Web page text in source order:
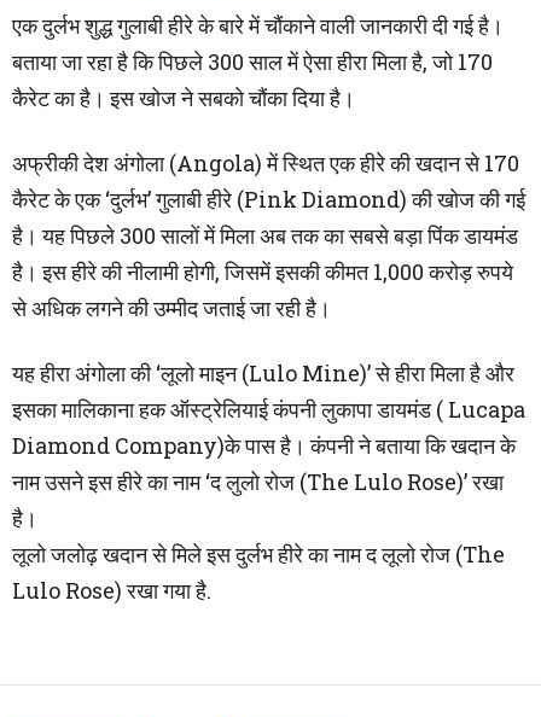
एक दुर्लभ शुद्ध गुलाबी हीरे के बारे में चौंकाने वाली जानकारी दी गई है।
बताया जा रहा है कि पिछले 300 साल में ऐसा हीरा मिला है, जो 170
कैरेट का है। इस खोज ने सबको चौंका दिया है।
अफ्रीकी देश अंगोला (Angola) में स्थित एक हीरे की खदान से 170
कैरेट के एक ‘दुर्लभ’ गुलाबी हीरे (Pink Diamond) की खोज की गई
है। यह पिछले 300 सालों में मिला अब तक का सबसे बड़ा पिंक डायमंड
है। इस हीरे की नीलामी होगी, जिसमें इसकी कीमत 1,000 करोड़ रुपये
से अधिक लगने की उम्मीद जताई जा रही है।
यह हीरा अंगोला की ‘लूलो माइन (Lulo Mine)’ से हीरा मिला है और
इसका मालिकाना हक ऑस्ट्रेलियाई कंपनी लुकापा डायमंड ( Lucapa
Diamond Company)के पास है। कंपनी ने बताया कि खदान के
नाम उसने इस हीरे का नाम ‘द लुलो रोज (The Lulo Rose)’ रखा
है।
लूलो जलोढ़ खदान से मिले इस दुर्लभ हीरे का नाम द लूलो रोज (The
Lulo Rose) रखा गया है.